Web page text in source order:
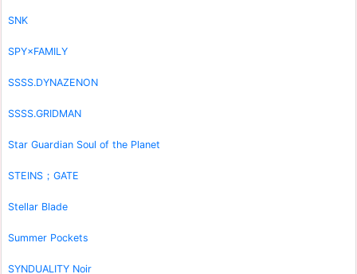
SNK
SPY×FAMILY
SSSS.DYNAZENON
SSSS.GRIDMAN
Star Guardian Soul of the Planet
STEINS；GATE
Stellar Blade
Summer Pockets
SYNDUALITY Noir